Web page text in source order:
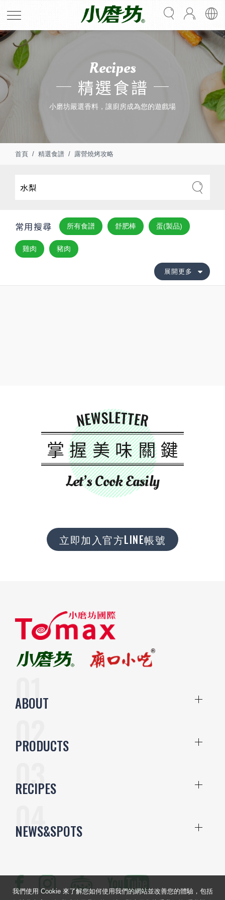
Recipes
精選食譜
小磨坊嚴選香料，讓廚房成為您的遊戲場
首頁 精選食譜 露營燒烤攻略
常用搜尋 所有食譜 舒肥棒 蛋(製品)
雞肉 豬肉
展開更多
NEWSLETTER
掌握美味關鍵
Let’s Cook Easily
立即加入官方LINE帳號
ABOUT
PRODUCTS
RECIPES
NEWS&SPOTS
我們使用 Cookie 來了解您如何使用我們的網站並改善您的體驗，包括